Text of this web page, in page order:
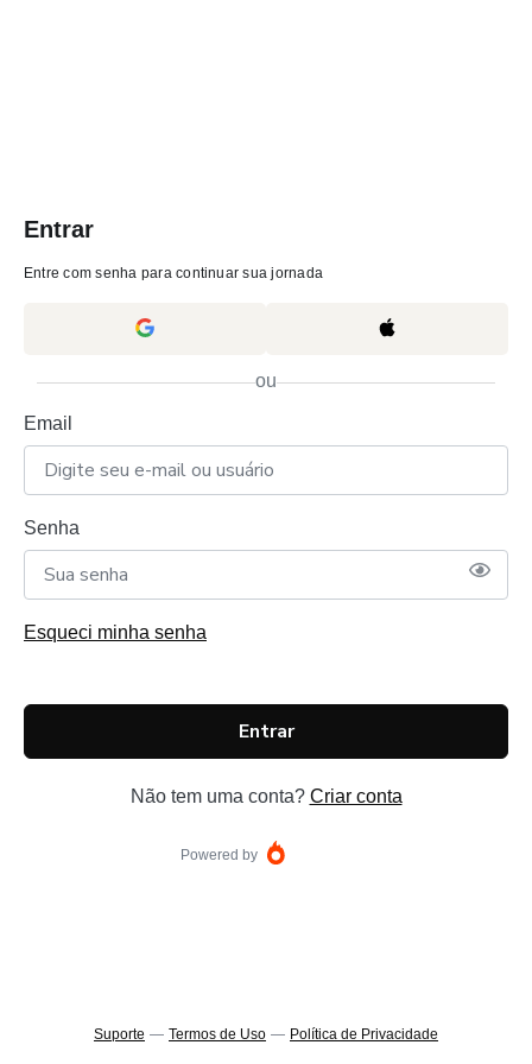
Entrar
Entre com senha para continuar sua jornada
ou
Email
Senha
Esqueci minha senha
Entrar
Não tem uma conta? Criar conta
Powered by
Suporte — Termos de Uso — Política de Privacidade